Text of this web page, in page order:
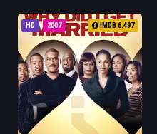
HD 2007 IMDB 6.497